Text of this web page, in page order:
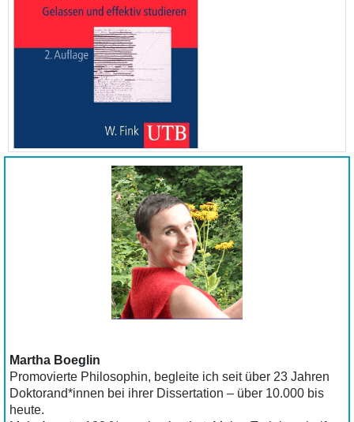
Martha Boeglin
Promovierte Philosophin, begleite ich seit über 23 Jahren
Doktorand*innen bei ihrer Dissertation – über 10.000 bis
heute.